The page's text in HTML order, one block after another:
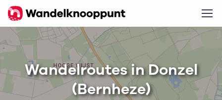
Wandelroutes in Donzel
(Bernheze)